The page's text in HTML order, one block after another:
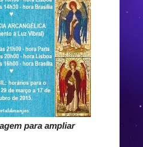
para ampliar